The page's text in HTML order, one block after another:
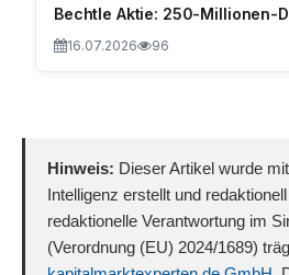
Bechtle Aktie: 250-Millionen-
16.07.2026 96
Hinweis: Dieser Artikel wurde
Intelligenz erstellt und
redaktionelle Verantwortung im
(Verordnung (EU) 2024/1689)